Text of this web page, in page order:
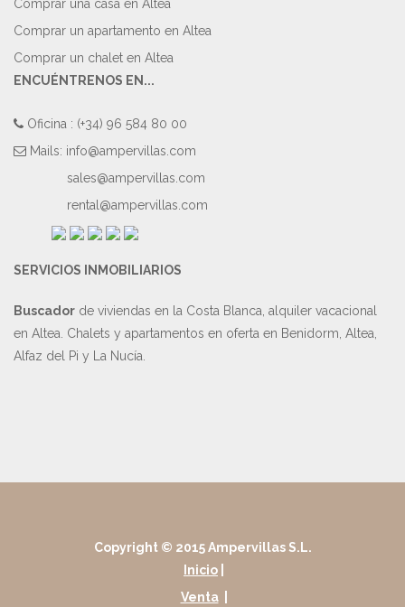
Comprar una casa en Altea
Comprar un apartamento en Altea
Comprar un chalet en Altea
ENCUÉNTRENOS EN...
Oficina : (+34) 96 584 80 00
Mails: info@ampervillas.com
sales@ampervillas.com
rental@ampervillas.com
SERVICIOS INMOBILIARIOS
Buscador de viviendas en la Costa Blanca, alquiler vacacional
en Altea. Chalets y apartamentos en oferta en Benidorm, Altea,
Alfaz del Pi y La Nucía.
Copyright © 2015 Ampervillas S.L.
Inicio
Venta